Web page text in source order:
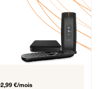
€ par mois, Engagement 12 mois
€/mois